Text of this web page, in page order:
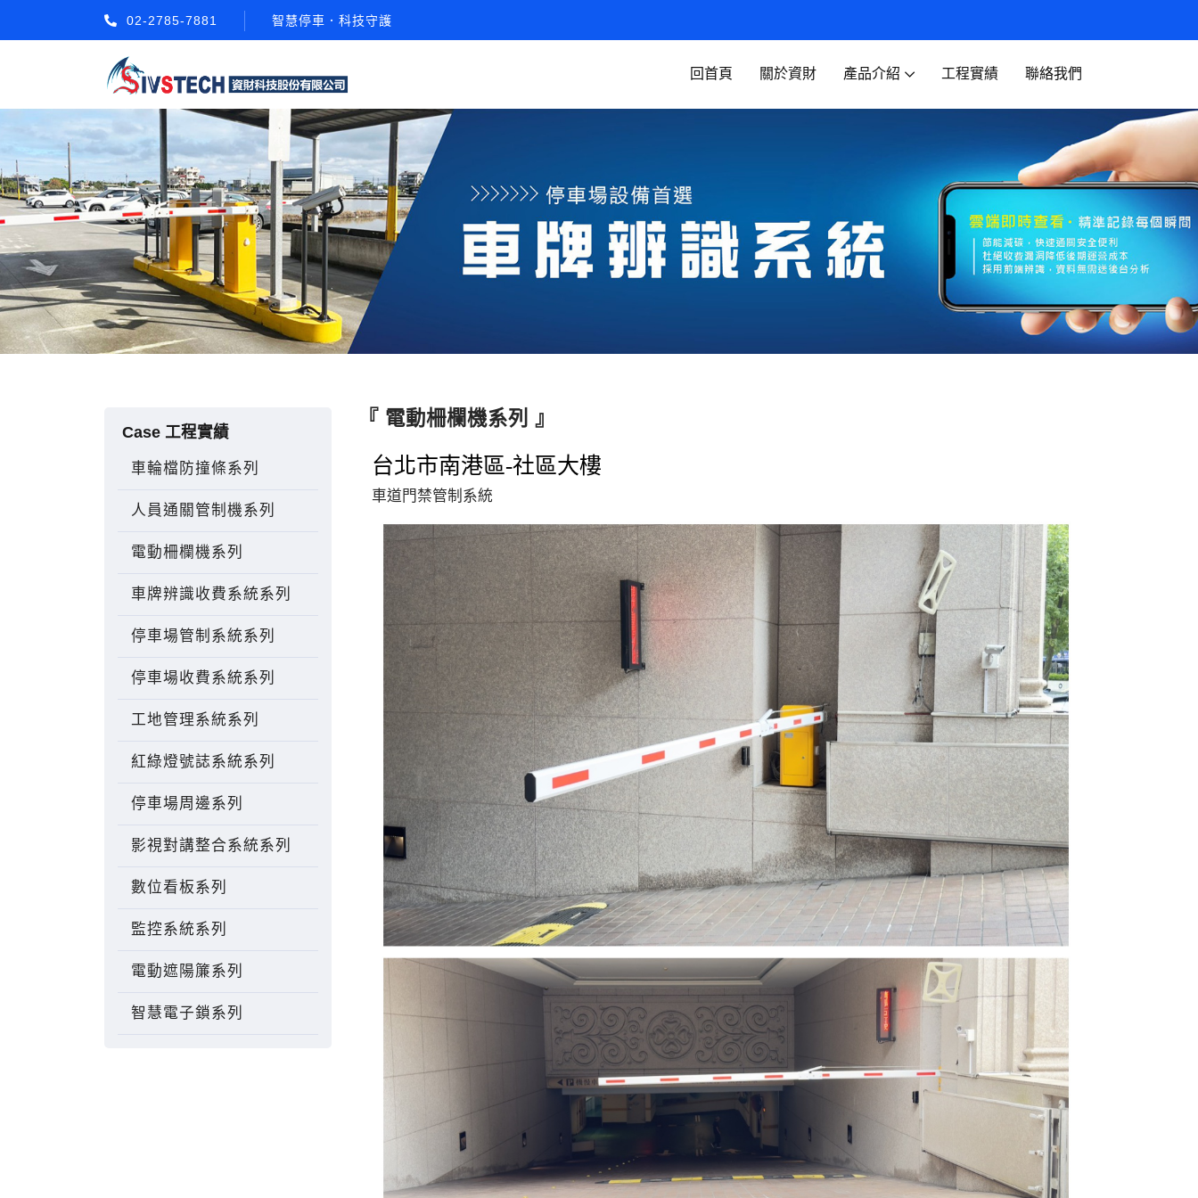
02-2785-7881 智慧停車．科技守護
回首頁 關於資財 產品介紹 工程實績 聯絡我們
Case 工程實績
車輪檔防撞條系列
人員通關管制機系列
電動柵欄機系列
車牌辨識收費系統系列
停車場管制系統系列
停車場收費系統系列
工地管理系統系列
紅綠燈號誌系統系列
停車場周邊系列
影視對講整合系統系列
數位看板系列
監控系統系列
電動遮陽簾系列
智慧電子鎖系列
『 電動柵欄機系列 』
台北市南港區-社區大樓
車道門禁管制系統